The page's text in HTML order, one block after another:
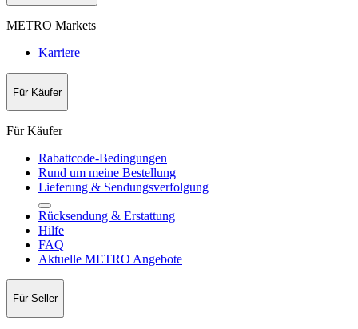
METRO Markets
Karriere
Für Käufer
Für Käufer
Rabattcode-Bedingungen
Rund um meine Bestellung
Lieferung & Sendungsverfolgung
Rücksendung & Erstattung
Hilfe
FAQ
Aktuelle METRO Angebote
Für Seller